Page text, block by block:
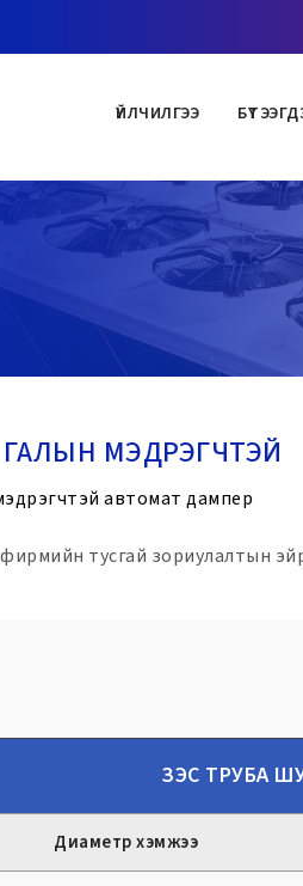
ҮЙЛЧИЛГЭЭ
МЭДРЭГЧТЭЙ
автомат дампер
тусгай зориулалтын
ЗЭС ТРУБА
Диаметр хэмжээ